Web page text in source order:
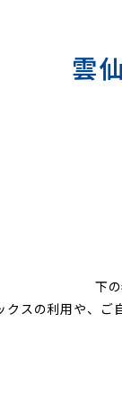
雲
下
クスの利用や、ご